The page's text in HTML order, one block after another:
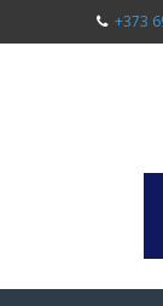
+373